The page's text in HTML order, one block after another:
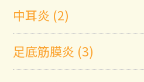
中耳炎 (2)
足底筋膜炎 (3)